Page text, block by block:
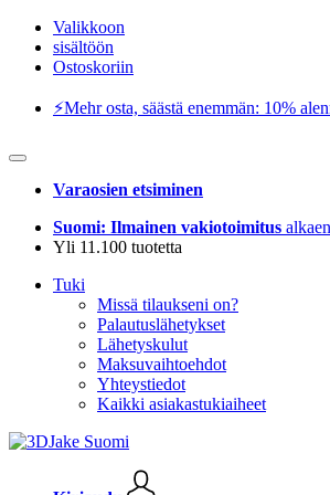
Valikkoon
sisältöön
Ostoskoriin
⚡️Mehr osta, säästä enemmän: 10%
Varaosien etsiminen
Suomi: Ilmainen vakiotoimitus
Yli 11.100 tuotetta
Tuki
Missä tilaukseni on?
Palautuslähetykset
Lähetyskulut
Maksuvaihtoehdot
Yhteystiedot
Kaikki asiakastukiaiheet